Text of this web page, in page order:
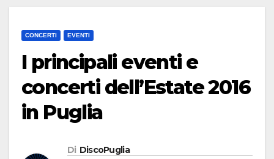
CONCERTI EVENTI
I principali eventi e
concerti dell’Estate 2016
in Puglia
Di DiscoPuglia